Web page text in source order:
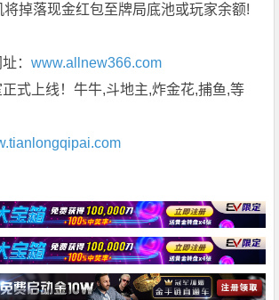
掉落现金红包至牌局底池或玩家余额!
址：www.allnew366.com
式上线！牛牛,斗地主,炸金花,捕鱼,等